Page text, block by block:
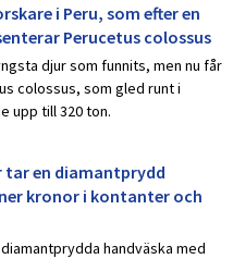
i Peru, som efter en
Perucetus colossus
djur som funnits, men nu får
colossus, som gled runt i
upp till 320 ton.
tar en diamantprydd
kronor i kontanter och
handväska med